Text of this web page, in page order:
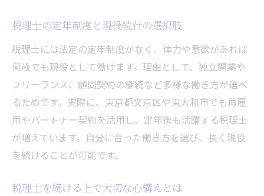
税理士の定年制度と現役続行の選択肢
税理士には法定の定年制度がなく、体力や意欲があれば
何歳でも現役として働けます。理由として、独立開業や
フリーランス、顧問契約の継続など多様な働き方が選べ
るためです。実際に、東京都文京区や東大和市でも再雇
用やパートナー契約を活用し、定年後も活躍する税理士
が増えています。自分に合った働き方を選び、長く現役
を続けることが可能です。
税理士を続ける上で大切な心構えとは